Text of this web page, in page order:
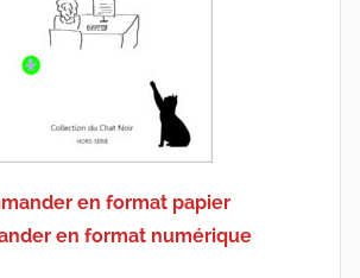
en format papier
en format numérique